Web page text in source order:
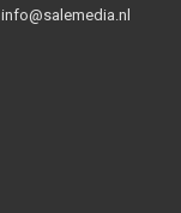
info@salemedia.nl